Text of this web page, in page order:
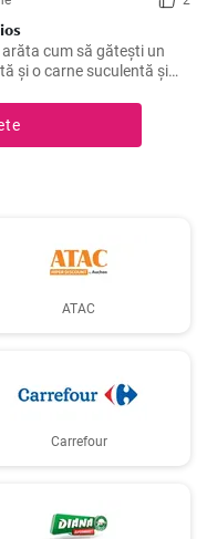
cum să gătești un
și o carne suculentă și
ATAC
Carrefour